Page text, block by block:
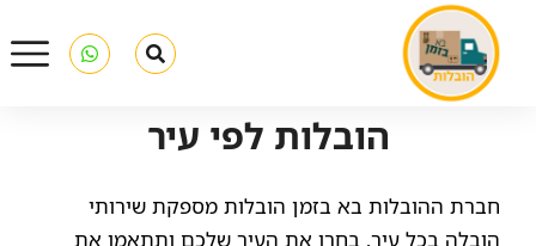
הובלות לפי עיר
חברת ההובלות בא בזמן הובלות מספקת שירותי
הובלה בכל עיר, בחרו את העיר שלכם ותתאמו את